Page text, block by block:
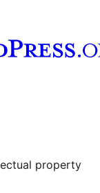
property